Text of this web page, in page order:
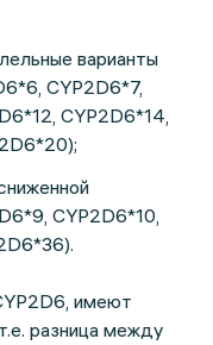
варианты
CYP2D6*7,
CYP2D6*14,
CYP2D6*10,
имеют
разница между